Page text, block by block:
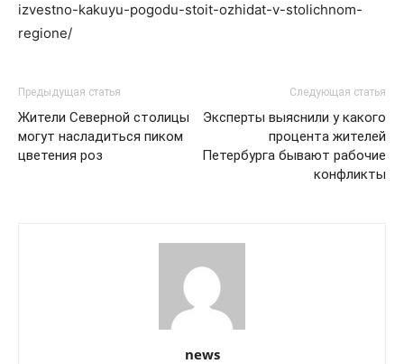
izvestno-kakuyu-pogodu-stoit-ozhidat-v-stolichnom-
regione/
Предыдущая статья
Жители Северной столицы
могут насладиться пиком
цветения роз
Следующая статья
Эксперты выяснили у какого
процента жителей
Петербурга бывают рабочие
конфликты
news